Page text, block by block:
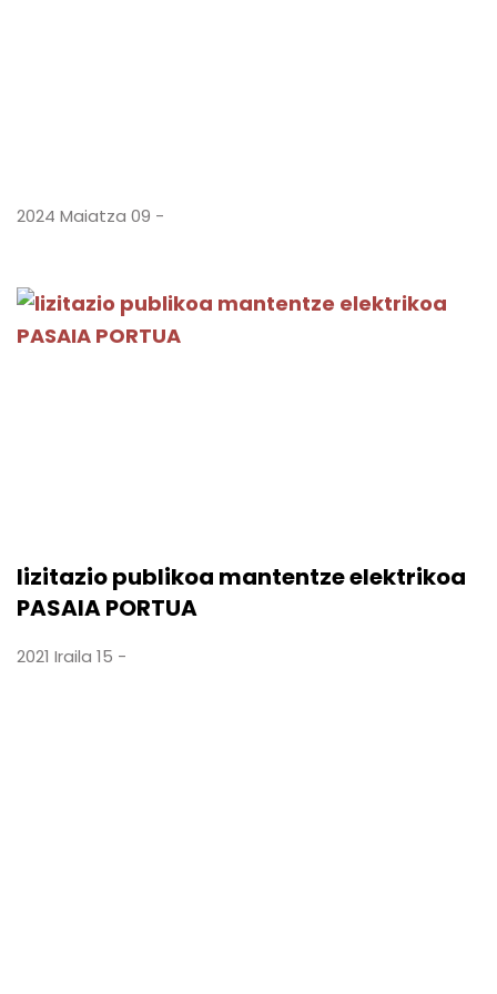
2024 Maiatza 09 -
lizitazio publikoa mantentze elektrikoa
PASAIA PORTUA
2021 Iraila 15 -